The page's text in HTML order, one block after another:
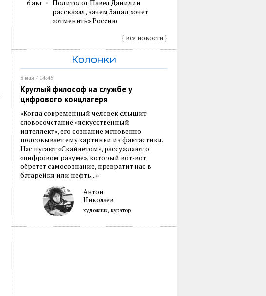
6 авг
Политолог Павел Данилин
рассказал, зачем Запад хочет
«отменить» Россию
{ все новости}
Колонки
8 мая / 14:45
Круглый философ на службе у
цифрового концлагеря
«Когда современный человек слышит
словосочетание «искусственный
интеллект», его сознание мгновенно
подсовывает ему картинки из фантастики.
Нас пугают «Скайнетом», рассуждают о
«цифровом разуме», который вот-вот
обретет самосознание, превратит нас в
батарейки или нефть...»
Антон
Николаев
художник, куратор